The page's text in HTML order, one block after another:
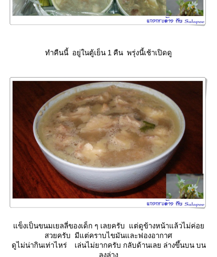
ทำคืนนี้ อยู่ในตู้เย็น 1 คืน พรุ่งนี้เช้าเปิดดู
ข็งเป็นขนมเยลลี่ของเด็ก ๆ เลยครับ แต่ดูข้างหน้าแล้วไม่ค่อ
สวยครับ มีแต่คราบไขมันและฟองอากาศ
ดูไม่น่ากินเท่าไหร่ เล่นไม่ยากครับ กลับด้านเลย ล่างขึ้นบน บน
ลงล่าง